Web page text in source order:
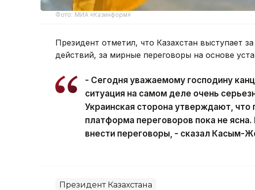
Фото: МИА «Казинформ»
Президент отметил, что Казахстан выступает
действий, за мирные переговоры на основе
- Сегодня уважаемому господину
ситуация на самом деле очень
Украинская сторона утверждают, что
платформа переговоров пока не
внести переговоры, - сказал Касым-
Президент Казахстана